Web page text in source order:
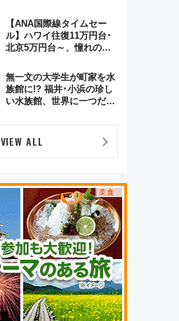
実アレンジの特別仕様へ、
8月5日始発から
【ANA国際線タイムセー
ル】ハワイ往復11万円台･
北京5万円台～、憧れのビ
GW旅行まで狙える激アツ
路線まとめ（8/10まで）
無一文の大学生が町家を水
族館に!? 福井･小浜の珍し
い水族館、世界に一つだけ
第2弾
VIEW ALL